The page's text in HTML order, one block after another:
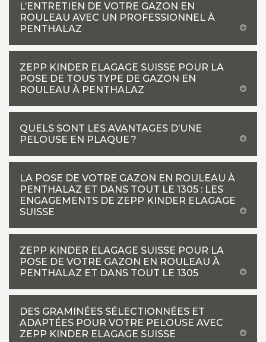
L’ENTRETIEN DE VOTRE GAZON EN
ROULEAU AVEC UN PROFESSIONNEL À
PENTHALAZ
ZEPP KINDER ELAGAGE SUISSE POUR LA
POSE DE TOUS TYPE DE GAZON EN
ROULEAU À PENTHALAZ
QUELS SONT LES AVANTAGES D’UNE
PELOUSE EN PLAQUE ?
LA POSE DE VOTRE GAZON EN ROULEAU À
PENTHALAZ ET DANS TOUT LE 1305 : LES
ENGAGEMENTS DE ZEPP KINDER ELAGAGE
SUISSE
ZEPP KINDER ELAGAGE SUISSE POUR LA
POSE DE VOTRE GAZON EN ROULEAU À
PENTHALAZ ET DANS TOUT LE 1305
DES GRAMINÉES SÉLECTIONNÉES ET
ADAPTÉES POUR VOTRE PELOUSE AVEC
ZEPP KINDER ELAGAGE SUISSE